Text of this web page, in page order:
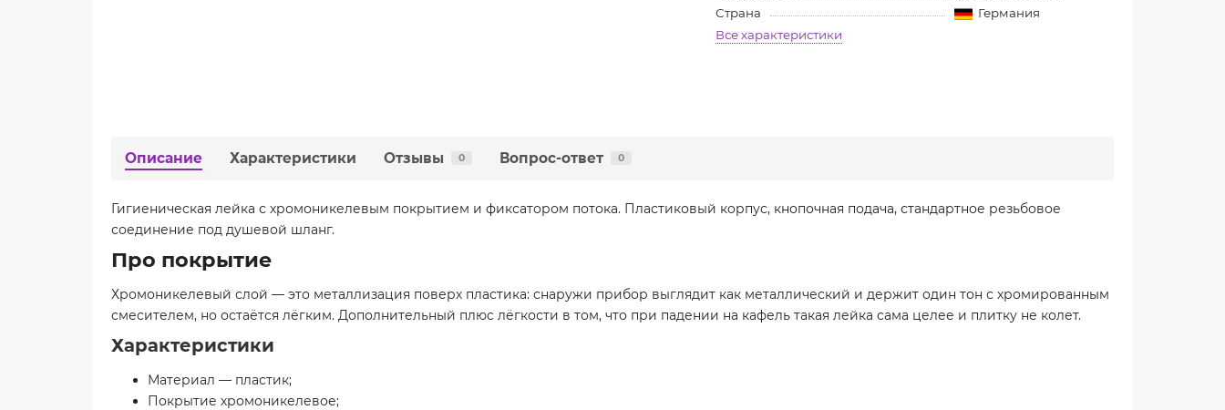
Страна
Германия
Все характеристики
Описание Характеристики Отзывы 0 Вопрос-ответ 0
Гигиеническая лейка с хромоникелевым покрытием и фиксатором потока. Пластиковый корпус, кнопочная подача, стандартное резьбовое
соединение под душевой шланг.
Про покрытие
Хромоникелевый слой — это металлизация поверх пластика: снаружи прибор выглядит как металлический и держит один тон с хромированным
смесителем, но остаётся лёгким. Дополнительный плюс лёгкости в том, что при падении на кафель такая лейка сама целее и плитку не колет.
Характеристики
Материал — пластик;
Покрытие хромоникелевое;